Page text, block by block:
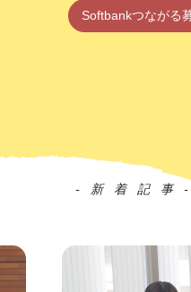
Softbankつながる
-新着記